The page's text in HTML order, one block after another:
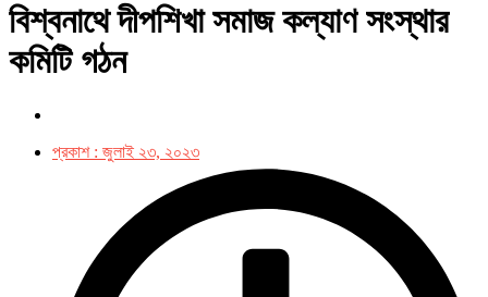
বিশ্বনাথে দীপশিখা সমাজ কল্যাণ সংস্থার
কমিটি গঠন
প্রকাশ : জুলাই ২৩, ২০২৩